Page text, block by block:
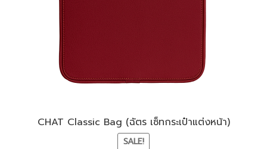
CHAT Classic Bag (ฉัตร เซ็ทกระเป๋าแต่งหน้า)
SALE!